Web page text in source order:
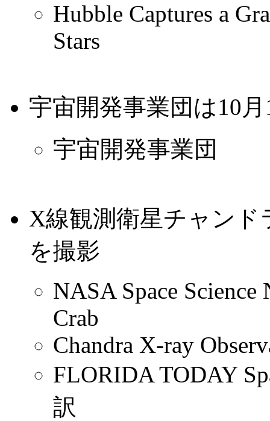
Hubble Captures a
Stars
宇宙開発事業団は10
宇宙開発事業団
X線観測衛星チャンド
を撮影
NASA Space Science
Crab
Chandra X-ray
FLORIDA TODAY
訳